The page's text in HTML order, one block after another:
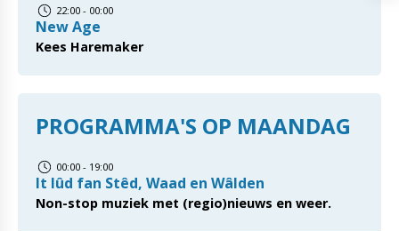
22:00 - 00:00
New Age
Kees Haremaker
PROGRAMMA'S OP MAANDAG
00:00 - 19:00
It lûd fan Stêd, Waad en Wâlden
Non-stop muziek met (regio)nieuws en weer.